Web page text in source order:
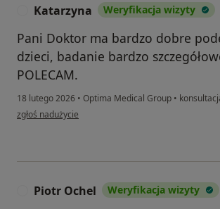
Katarzyna Weryfikacja wizyty
Pani Doktor ma bardzo dobre
dzieci, badanie bardzo
POLECAM.
18 lutego 2026 • Optima Medical Group •
w opinii użytkownika Katarzyna
zgłoś nadużycie
Piotr Ochel Weryfikacja wizyty